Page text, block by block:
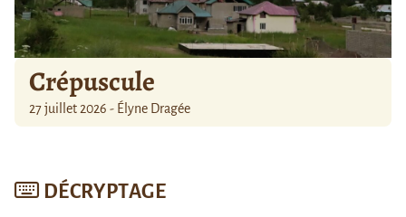
Crépuscule
27 juillet 2026 - Élyne Dragée
DÉCRYPTAGE